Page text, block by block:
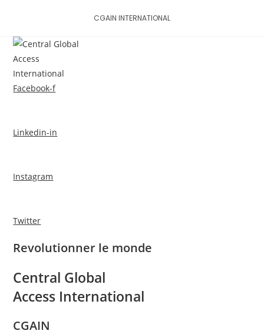
content
CGAIN INTERNATIONAL
Facebook-f
Linkedin-in
Instagram
Twitter
Revolutionner le monde
Central Global
Access International
CGAIN